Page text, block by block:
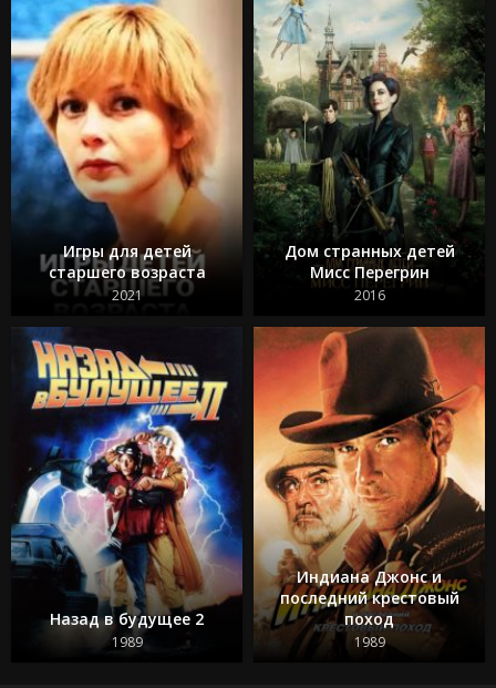
Игры для детей
старшего возраста
2021
Дом странных детей
Мисс Перегрин
2016
Назад в будущее 2
1989
Индиана Джонс и
последний крестовый
поход
1989